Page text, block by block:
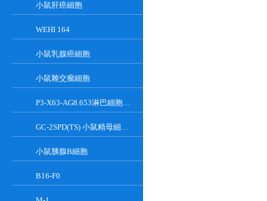
小鼠肝癌細胞
WEHI 164
小鼠乳腺癌細胞
小鼠雜交瘤細胞
P3-X63-AG8.653淋巴細胞小鼠骨髓瘤細胞
GC-2SPD(TS) 小鼠精母細胞系
小鼠胰腺Β細胞
B16-F0